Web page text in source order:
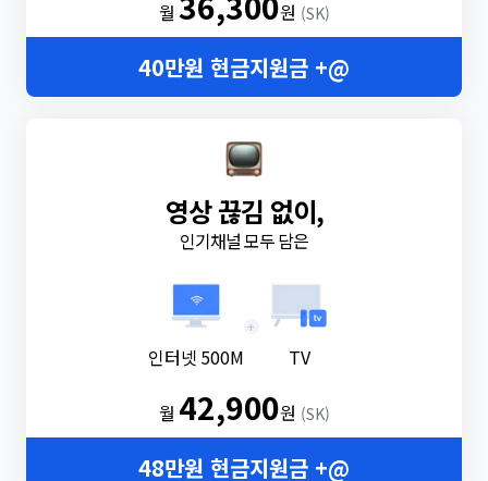
월 원 (SK)
40만원 현금지원금 +@
영상 끊김 없이,
인기채널 모두 담은
인터넷 500M
+
TV
월 42,900원 (SK)
48만원 현금지원금 +@